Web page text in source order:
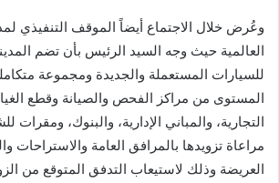
وعُرض خلال الاجتماع أيضاً الموقف التنفيذي
العالمية حيث وجه السيد الرئيس بأن تضم
للسيارات المستعملة والجديدة ومجموعة
المستوى من مراكز الفحص والصيانة وقطع
التجارية، والمباني الإدارية، والبنوك، ومقرات
مراعاة تزويدها بالمرافق العامة والاستراحات
العريضة وذلك لاستيعاب التدفق المتوقع من